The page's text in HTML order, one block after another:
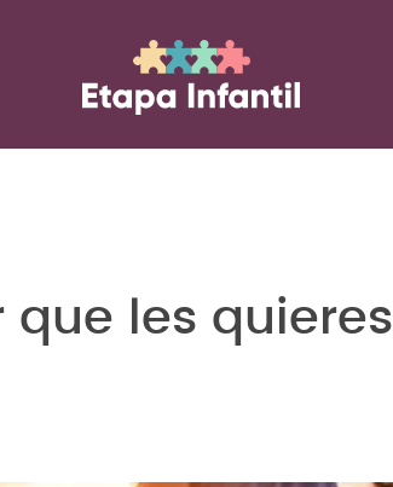
que les quieres